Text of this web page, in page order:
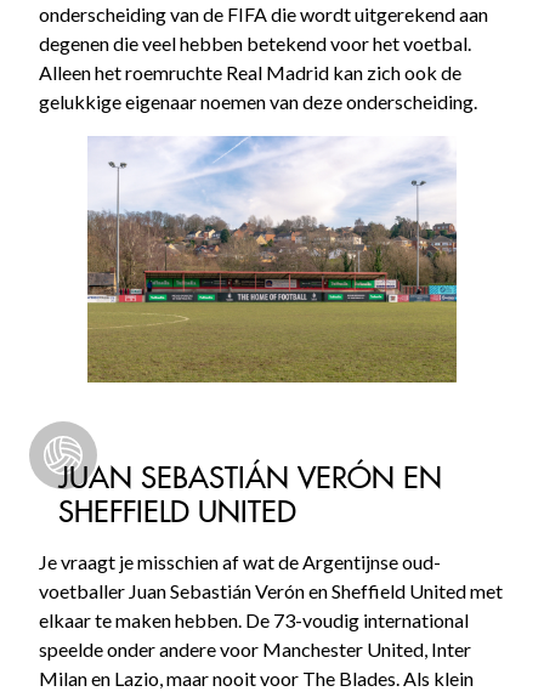
onderscheiding van de FIFA die wordt uitgerekend aan
degenen die veel hebben betekend voor het voetbal.
Alleen het roemruchte Real Madrid kan zich ook de
gelukkige eigenaar noemen van deze onderscheiding.
JUAN SEBASTIÁN VERÓN EN
SHEFFIELD UNITED
Je vraagt je misschien af wat de Argentijnse oud-
voetballer Juan Sebastián Verón en Sheffield United met
elkaar te maken hebben. De 73-voudig international
speelde onder andere voor Manchester United, Inter
Milan en Lazio, maar nooit voor The Blades. Als klein